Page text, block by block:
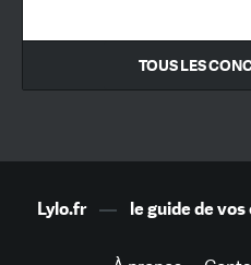
TOUS LES
Lylo.fr— le guide de